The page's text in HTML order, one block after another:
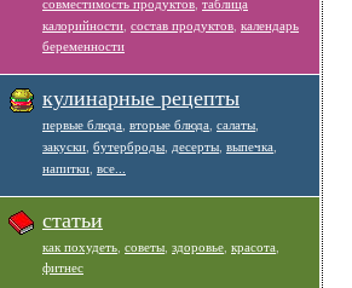
совместимость продуктов таблица
калорийности состав продуктов календарь
беременности
кулинарные рецепты
первые блюда вторые блюда салаты
закуски бутерброды десерты выпечка
напитки все...
статьи
как похудеть советы здоровье красота
фитнес